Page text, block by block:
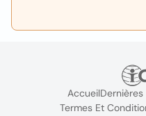
Accueil
Termes Et